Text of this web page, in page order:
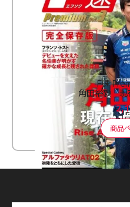
F速
角田裕毅 現
商品